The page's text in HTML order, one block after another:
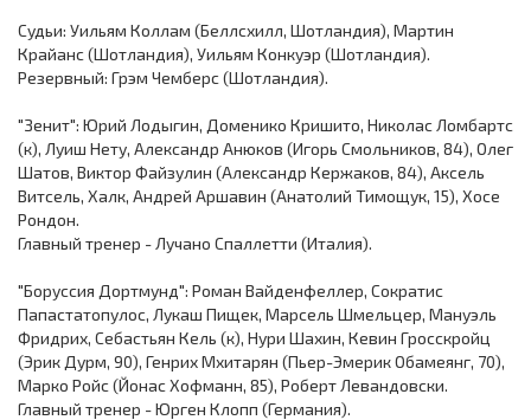
Судьи: Уильям Коллам (Беллсхилл, Шотландия), Мартин
Крайанс (Шотландия), Уильям Конкуэр (Шотландия).
Резервный: Грэм Чемберс (Шотландия).
"Зенит": Юрий Лодыгин, Доменико Кришито, Николас Ломбартс
(к), Луиш Нету, Александр Анюков (Игорь Смольников, 84), Олег
Шатов, Виктор Файзулин (Александр Кержаков, 84), Аксель
Витсель, Халк, Андрей Аршавин (Анатолий Тимощук, 15), Хосе
Рондон.
Главный тренер - Лучано Спаллетти (Италия).
"Боруссия Дортмунд": Роман Вайденфеллер, Сократис
Папастатопулос, Лукаш Пищек, Марсель Шмельцер, Мануэль
Фридрих, Себастьян Кель (к), Нури Шахин, Кевин Гросскройц
(Эрик Дурм, 90), Генрих Мхитарян (Пьер-Эмерик Обамеянг, 70),
Марко Ройс (Йонас Хофманн, 85), Роберт Левандовски.
Главный тренер - Юрген Клопп (Германия).